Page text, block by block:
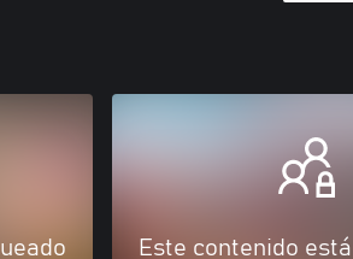
Este contenido